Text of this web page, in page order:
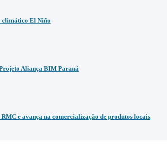
climático El Niño
Aliança BIM Paraná
e avança na comercialização de produtos locais